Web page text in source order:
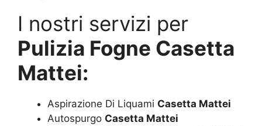
I nostri servizi per
Pulizia Fogne Casetta
Mattei:
Aspirazione Di Liquami Casetta Mattei
Autospurgo Casetta Mattei